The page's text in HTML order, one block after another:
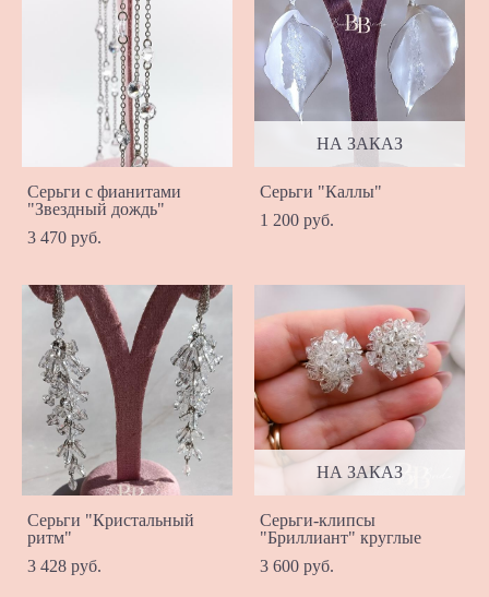
Серьги с фианитами
"Звездный дождь"
3 470 pуб.
НА ЗАКАЗ
Серьги "Каллы"
1 200 pуб.
Серьги "Кристальный
ритм"
3 428 pуб.
НА ЗАКАЗ
Серьги-клипсы
"Бриллиант" круглые
3 600 pуб.